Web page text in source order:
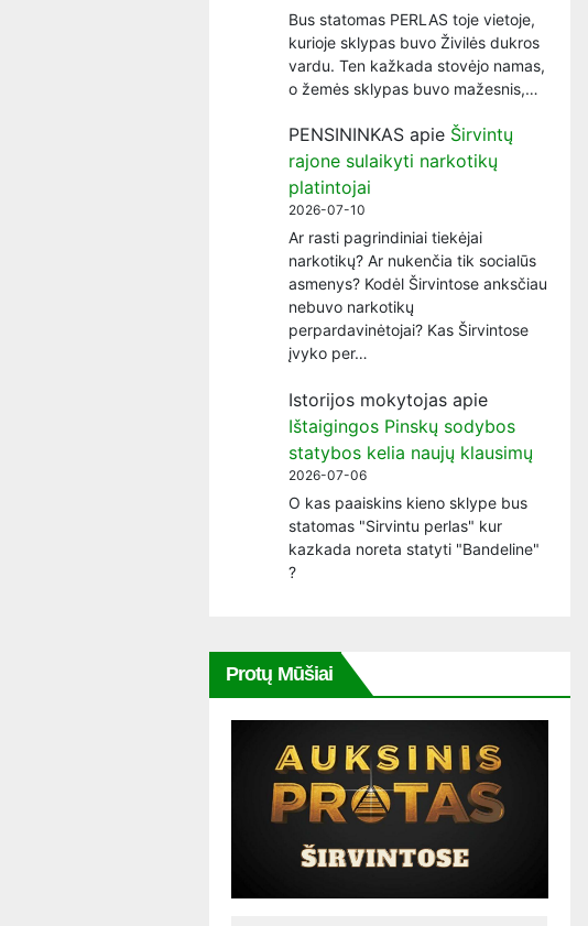
Bus statomas PERLAS toje vietoje,
kurioje sklypas buvo Živilės dukros
vardu. Ten kažkada stovėjo namas,
o žemės sklypas buvo mažesnis,…
PENSININKAS apie Širvintų
rajone sulaikyti narkotikų
platintojai
2026-07-10
Ar rasti pagrindiniai tiekėjai
narkotikų? Ar nukenčia tik socialūs
asmenys? Kodėl Širvintose anksčiau
nebuvo narkotikų
perpardavinėtojai? Kas Širvintose
įvyko per…
Istorijos mokytojas apie
Ištaigingos Pinskų sodybos
statybos kelia naujų klausimų
2026-07-06
O kas paaiskins kieno sklype bus
statomas "Sirvintu perlas" kur
kazkada noreta statyti "Bandeline"
?
Protų Mūšiai